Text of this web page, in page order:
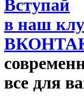
Вступай
в наш
все для